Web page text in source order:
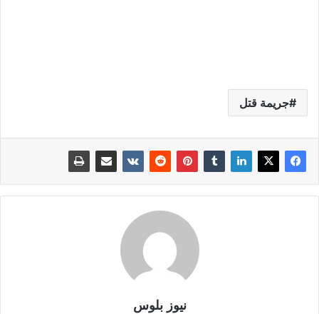
جريمة قتل
نيوز بلوس